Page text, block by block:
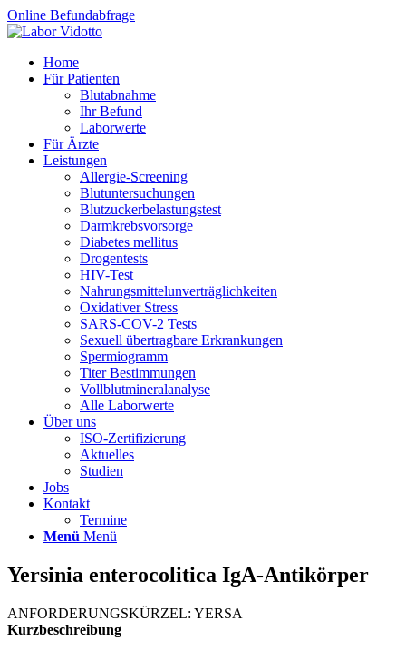
Online Befundabfrage
Home
Für Patienten
Blutabnahme
Ihr Befund
Laborwerte
Für Ärzte
Leistungen
Allergie-Screening
Blutuntersuchungen
Blutzucker­belastungstest
Darmkrebsvorsorge
Diabetes mellitus
Drogentests
HIV-Test
Nahrungsmittel­unverträglichkeiten
Oxidativer Stress
SARS-COV-2 Tests
Sexuell übertragbare Erkrankungen
Spermiogramm
Titer Bestimmungen
Vollblutmineralanalyse
Alle Laborwerte
Über uns
ISO-Zertifizierung
Aktuelles
Studien
Jobs
Kontakt
Termine
Menü Menü
Yersinia enterocolitica IgA-Antikörper
ANFORDERUNGSKÜRZEL: YERSA
Kurzbeschreibung